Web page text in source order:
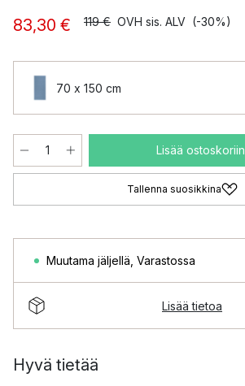
83,30 € 119 € OVH sis. ALV (-30%)
70 x 150 cm
Lisää ostoskoriin
Tallenna suosikkina
Muutama jäljellä Varastossa
Lisää tietoa
Hyvä tietää